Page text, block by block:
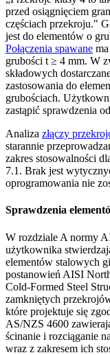
przed osiągnięciem
częściach przekroju."
jest do elementów o
Połączenia spawane
grubości t ≥ 4 mm. W
składowych
zastosowania do
grubościach.
zastąpić sprawdzenia
Analiza złączy
starannie
zakres stosowalności
7.1. Brak jest
oprogramowania nie
Sprawdzenia
W rozdziale A normy
użytkownika
elementów stalowych
postanowień AISI
Cold-Formed Steel
zamkniętych
które projektuje się
AS/NZS 4600
ścinanie i rozciąganie
wraz z zakresem ich